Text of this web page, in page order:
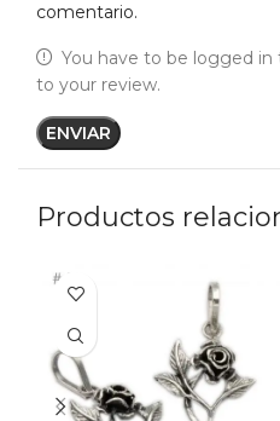
comentario.
You have to be logged
to your review.
Productos